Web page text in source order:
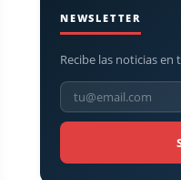
NEWSLETTER
Recibe las noticias en